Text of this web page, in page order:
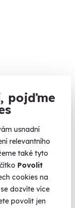
pojďme
usnadní
relevantního
také tyto
Povolit
cookies na
se dozvíte více
povolit jen
LEGO